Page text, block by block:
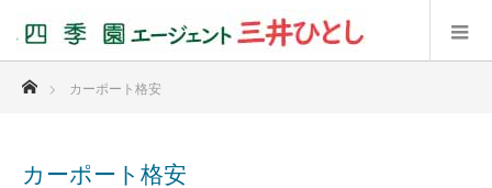
ホーム
カーポート格安
カーポート格安